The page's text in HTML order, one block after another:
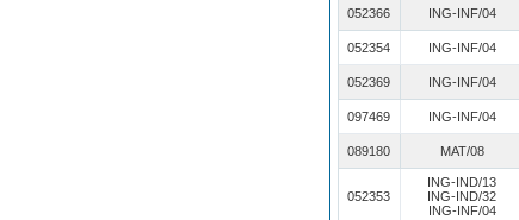
052366 ING-INF/04
052354 ING-INF/04
052369 ING-INF/04
097469 ING-INF/04
089180 MAT/08
052353
ING-IND/13
ING-IND/32
ING-INF/04